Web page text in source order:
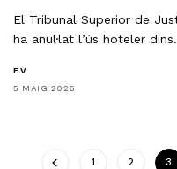
El Tribunal Superior de
ha anul·lat l’ús hoteler
F.V.
5 MAIG 2026
1 2 3